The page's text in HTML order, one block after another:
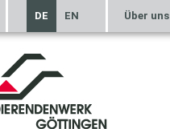
DE EN Über uns